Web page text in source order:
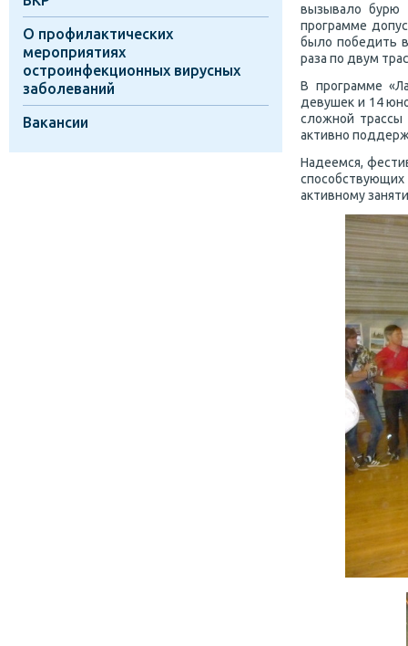
вызывало бурю
программе
было победить
раза по двум
В программе
девушек и 14
сложной трассы
активно
Надеемся,
активному
О профилактических
мероприятиях
остроинфекционных вирусных
заболеваний
Вакансии